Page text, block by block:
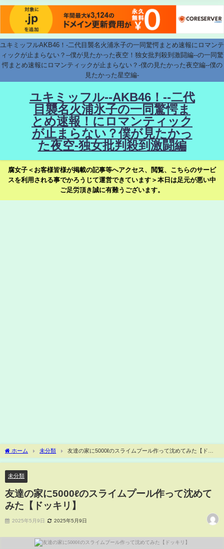
ユキミッフルAKB46！-二代目襲名火浦氷子の一同驚愕まとめ速報にロマンテ
ィックが止まらない？--僕が見たかった夜空！独女批判殺到激闘編--の一同驚
愕まとめ速報にロマンティックが止まらない？-僕の見たかった夜空編--僕の
見たかった星空編-
ユキミッフル--AKB46！--二代
目襲名火浦氷子の一同驚愕ま
とめ速報！にロマンティック
が止まらない？僕が見たかっ
た夜空-独女批判殺到激闘編
腐女子＜お客様皆様が掲載の記事等へアクセス、閲覧、こちらのサービ
スを利用される事でかろうじて運営できています＞本日は足元が悪い中
ご足労頂き誠に有難うございます。
ホーム 未分類
友達の家に5000ℓのスライムプール作って沈めてみた【ドッ
キリ】
未分類
友達の家に5000ℓのスライムプール作って沈めて
みた【ドッキリ】
2025年5月9日 2025年5月9日